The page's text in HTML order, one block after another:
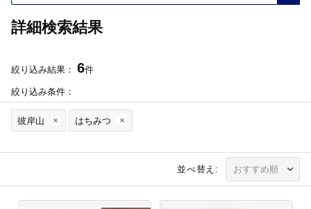
詳細検索結果
絞り込み結果： 6件
絞り込み条件：
彼岸山 はちみつ
並べ替え: